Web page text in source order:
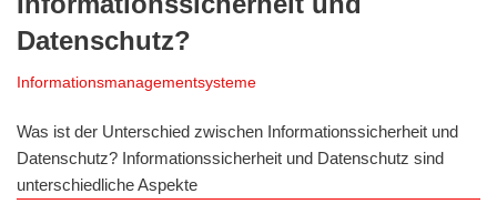
Datenschutz?
Informationsmanagementsysteme
Was ist der Unterschied zwischen Informationssicherheit und
Datenschutz? Informationssicherheit und Datenschutz sind
unterschiedliche Aspekte